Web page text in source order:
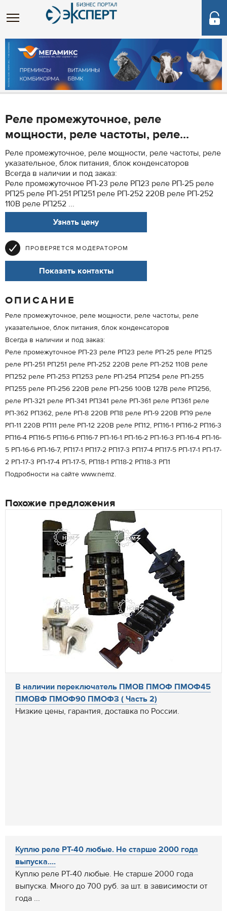
Реле промежуточное, реле
мощности, реле частоты, реле...
Реле промежуточное, реле мощности, реле частоты, реле
указательное, блок питания, блок конденсаторов
Всегда в наличии и под заказ:
Реле промежуточное РП-23 реле РП23 реле РП-25 реле
РП25 реле РП-251 РП251 реле РП-252 220В реле РП-252
110В реле РП252 ...
Узнать цену
ПРОВЕРЯЕТСЯ МОДЕРАТОРОМ
Показать контакты
ОПИСАНИЕ
Реле промежуточное, реле мощности, реле частоты, реле
указательное, блок питания, блок конденсаторов
Всегда в наличии и под заказ:
Реле промежуточное РП-23 реле РП23 реле РП-25 реле РП25
реле РП-251 РП251 реле РП-252 220В реле РП-252 110В реле
РП252 реле РП-253 РП253 реле РП-254 РП254 реле РП-255
РП255 реле РП-256 220В реле РП-256 100В 127В реле РП256,
реле РП-321 реле РП-341 РП341 реле РП-361 реле РП361 реле
РП-362 РП362, реле РП-8 220В РП8 реле РП-9 220В РП9 реле
РП-11 220В РП11 реле РП-12 220В реле РП12, РП16-1 РП16-2 РП16-3
РП16-4 РП16-5 РП16-6 РП16-7 РП-16-1 РП-16-2 РП-16-3 РП-16-4 РП-16-
5 РП-16-6 РП-16-7, РП17-1 РП17-2 РП17-3 РП17-4 РП17-5 РП-17-1 РП-17-
2 РП-17-3 РП-17-4 РП-17-5, РП18-1 РП18-2 РП18-3 РП1
Подробности на сайте www.nemz.
Похожие предложения
В наличии переключатель ПМОВ ПМОФ ПМОФ45
ПМОВФ ПМОФ90 ПМОФЗ ( Часть 2)
Низкие цены, гарантия, доставка по России.
Куплю реле РТ-40 любые. Не старше 2000 года
выпуска....
Куплю реле РТ-40 любые. Не старше 2000 года
выпуска. Много до 700 руб. за шт. в зависимости от
года ...